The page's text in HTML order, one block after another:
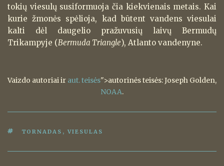
tokių viesulų susiformuoja čia kiekvienais metais. Kai
kurie žmonės spėlioja, kad būtent vandens viesulai
kalti dėl daugelio pražuvusių laivų Bermudų
Trikampyje (Bermuda Triangle), Atlanto vandenyne.
Vaizdo autoriai ir aut. teisės">autorinės teisės: Joseph Golden,
NOAA.
ŽYMOS
TORNADAS , VIESULAS